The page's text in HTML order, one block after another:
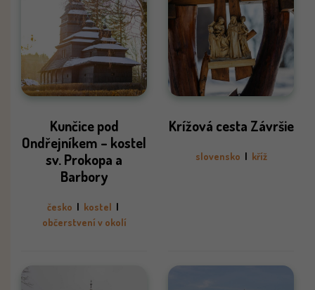
Kunčice pod
Ondřejníkem – kostel
sv. Prokopa a
Barbory
česko kostel
občerstvení v okolí
Krížová cesta Závršie
slovensko kříž